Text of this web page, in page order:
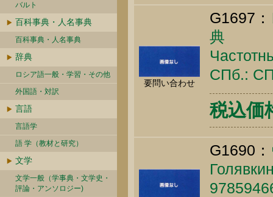
バルト
百科事典・人名事典
百科事典・人名事典
辞典
ロシア語一般・学習・その他
外国語・対訳
言語
言語学
語 学（教材と研究）
文学
文学一般（学事典・文学史・
評論・アンソロジー)
要問い合わせ
G1697：
典
СПб.:
税込価
G1690：